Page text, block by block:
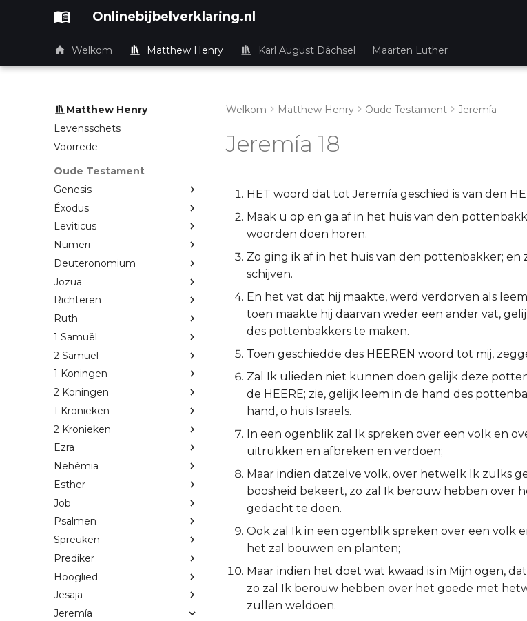
Onlinebijbelverklaring.nl
Welkom Matthew Henry Karl August Dächsel Maarten Luther
Matthew Henry
Levensschets
Voorrede
Oude Testament
Genesis
Éxodus
Leviticus
Numeri
Deuteronomium
Jozua
Richteren
Ruth
1 Samuël
2 Samuël
1 Koningen
2 Koningen
1 Kronieken
2 Kronieken
Ezra
Nehémia
Esther
Job
Psalmen
Spreuken
Prediker
Hooglied
Jesaja
Jeremía
Welkom Matthew Henry Oude Testament Jeremía
Jeremía 18
HET woord dat tot Jeremía geschied is van den
Maak u op en ga af in het huis van den
woorden doen horen.
Zo ging ik af in het huis van den pottenbakker; en
schijven.
En het vat dat hij maakte, werd verdorven als
toen maakte hij daarvan weder een ander vat,
des pottenbakkers te maken.
Toen geschiedde des HEEREN woord tot mij,
Zal Ik ulieden niet kunnen doen gelijk deze
de HEERE; zie, gelijk leem in de hand des
hand, o huis Israëls.
In een ogenblik zal Ik spreken over een volk en
uitrukken en afbreken en verdoen;
Maar indien datzelve volk, over hetwelk Ik zulks
boosheid bekeert, zo zal Ik berouw hebben over
gedacht te doen.
Ook zal Ik in een ogenblik spreken over een volk
het zal bouwen en planten;
Maar indien het doet wat kwaad is in Mijn ogen,
zo zal Ik berouw hebben over het goede met
zullen weldoen.